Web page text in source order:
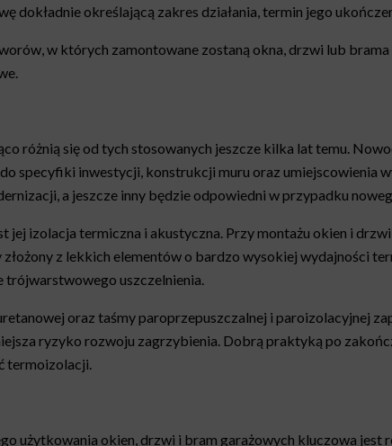
dokładnie określającą zakres działania, termin jego
w których zamontowane zostaną okna, drzwi lub
różnią się od tych stosowanych jeszcze kilka lat temu.
specyfiki inwestycji, konstrukcji muru oraz umiejscowienia
a jeszcze inny będzie odpowiedni w przypadku
jej izolacja termiczna i akustyczna. Przy montażu okien i
z lekkich elementów o bardzo wysokiej wydajności
trójwarstwowego uszczelnienia.
oraz taśmy paroprzepuszczalnej i paroizolacyjnej
ryzyko rozwoju zagrzybienia. Dobrą praktyką po
termoizolacji.
użytkowania okien, drzwi i bram garażowych kluczowa jest